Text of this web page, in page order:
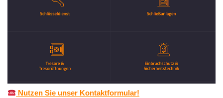
Nutzen Sie unser Kontaktformular!